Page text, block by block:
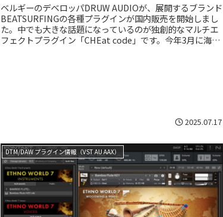
ベルギーのデベロッパDRUW AUDIOが、展開するブランド
BEATSURFINGの各種プラグインが国内販売を開始しまし
た。中でも大きな話題になっているのが独創的なマルチエ
フェクトプラグイン「CHEat code」です。今年3月に海外
2025.07.17
DTM/DAW プラグイン情報（VST AU AAX）